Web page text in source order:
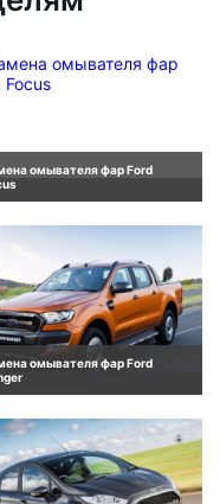
омывателя фар Ford
омывателя фар Ford